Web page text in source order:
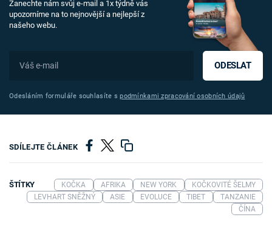
Zanechte nám svůj e-mail a 1x týdně vás
upozorníme na to nejnovější a nejlepší z
našeho webu.
ODESLAT
Odesláním formuláře souhlasíte spodmínkami zpracování osobních údajů
SDÍLEJTE ČLÁNEK
ŠTÍTKY KOČKA AFRIKA NEW YORK
KOČKOVITÉ ŠELMY
LEVHART SNĚŽNÝ
ASIE EVOLUCE TIBET
TANZANIE
ČÍNA